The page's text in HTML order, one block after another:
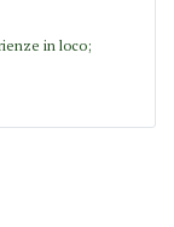
in loco;